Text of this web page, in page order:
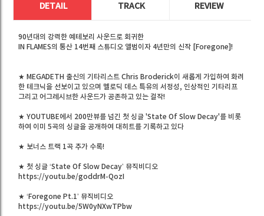
DETAIL TRACK REVIEW
90년대의 강력한 예테보리 사운드로 회귀한
IN FLAMES의 통산 14번째 스튜디오 앨범이자 4년만의 신작 [Foregone]!
★ MEGADETH 출신의 기타리스트 Chris Broderick이 새롭게 가입하여 화려
한 테크닉을 선보이고 있으며 멜로딕 데스 특유의 서정성, 인상적인 기타리프
그리고 어그레시브한 사운드가 공존하고 있는 걸작!
★ YOUTUBE에서 200만뷰를 넘긴 첫 싱글 'State Of Slow Decay'를 비롯
하여 이미 5곡의 싱글을 공개하여 대히트를 기록하고 있다
★ 보너스 트랙 1곡 추가 수록!
★ 첫 싱글 ‘State Of Slow Decay’ 뮤직비디오
https://youtu.be/goddrM-QozI
★ ‘Foregone Pt.1’ 뮤직비디오
https://youtu.be/5W0yNXwTPbw